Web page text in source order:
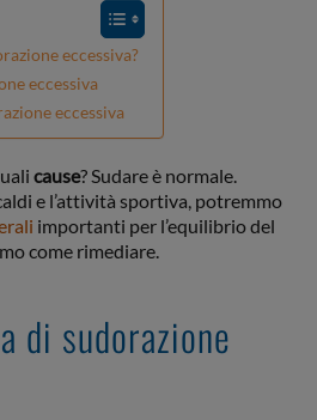
eccessiva?
eccessiva
eccessiva
cause? Sudare è normale.
e l’attività sportiva, potremmo
importanti per l’equilibrio del
come rimediare.
di sudorazione